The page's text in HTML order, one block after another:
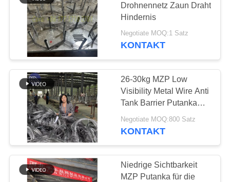
NACHRICHTEN
BITTE UM
EIN
ANGEBOT
SITEMAP
DATENSCHUTZRICHTLINIE
Defensive Bastions-
Sperren
Mit Sand gefüllte
Sperren
112
Drohnennetz Zaun Draht
Hindernis
Negotiate MOQ:1 Satz
KONTAKT
26-30kg MZP Low
Visibility Metal Wire Anti
Tank Barrier Putanka
Mesh With 10*10**1.1-
1.4m For Covert Military
Negotiate MOQ:800 Satz
KONTAKT
Niedrige Sichtbarkeit
MZP Putanka für die